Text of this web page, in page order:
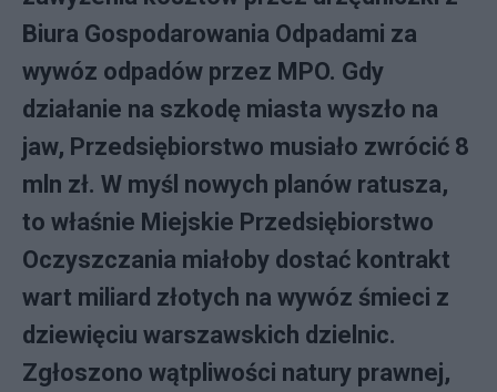
Biura Gospodarowania Odpadami za
wywóz odpadów przez MPO. Gdy
działanie na szkodę miasta wyszło na
jaw, Przedsiębiorstwo musiało zwrócić 8
mln zł. W myśl nowych planów ratusza,
to właśnie Miejskie Przedsiębiorstwo
Oczyszczania miałoby dostać kontrakt
wart miliard złotych na wywóz śmieci z
dziewięciu warszawskich dzielnic.
Zgłoszono wątpliwości natury prawnej,